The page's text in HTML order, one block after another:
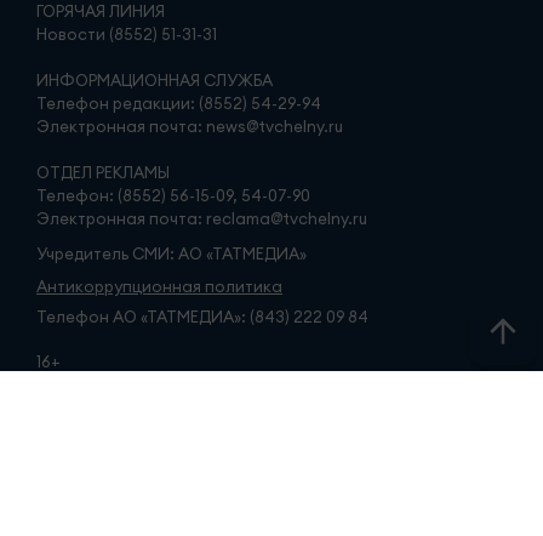
ГОРЯЧАЯ ЛИНИЯ
Новости (8552) 51-31-31
ИНФОРМАЦИОННАЯ СЛУЖБА
Телефон редакции: (8552) 54-29-94
Электронная почта: news@tvchelny.ru
ОТДЕЛ РЕКЛАМЫ
Телефон: (8552) 56-15-09, 54-07-90
Электронная почта: reclama@tvchelny.ru
Учредитель СМИ: АО «ТАТМЕДИА»
Антикоррупционная политика
Телефон АО «ТАТМЕДИА»: (843) 222 09 84
16+